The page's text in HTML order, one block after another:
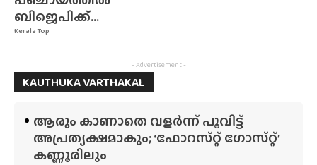
Kerala Top
ബിജെപിക്ക്...
- Advertisement -
KAUTHUKA VARTHAKAL
ആരും കാണാതെ വളർന്ന് പൂവിട്ട്
അപ്രത്യക്ഷമാകും; ‘ഫോറസ്‌റ്റ്‌ ഗോസ്‌റ്റ്’
കണ്ണൂരിലും